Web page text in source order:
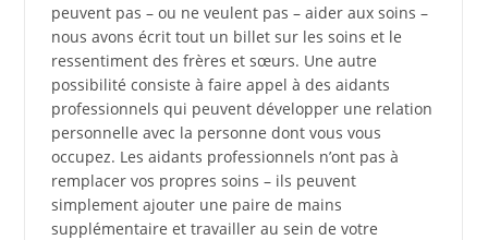
peuvent pas – ou ne veulent pas – aider aux soins –
nous avons écrit tout un billet sur les soins et le
ressentiment des frères et sœurs. Une autre
possibilité consiste à faire appel à des aidants
professionnels qui peuvent développer une relation
personnelle avec la personne dont vous vous
occupez. Les aidants professionnels n’ont pas à
remplacer vos propres soins – ils peuvent
simplement ajouter une paire de mains
supplémentaire et travailler au sein de votre